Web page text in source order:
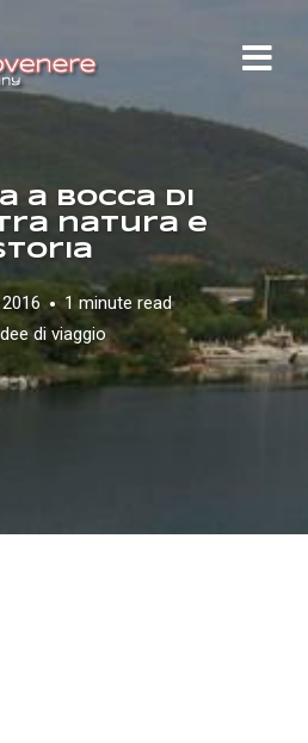
a Bocca di
tra natura e
1 minute read
di viaggio